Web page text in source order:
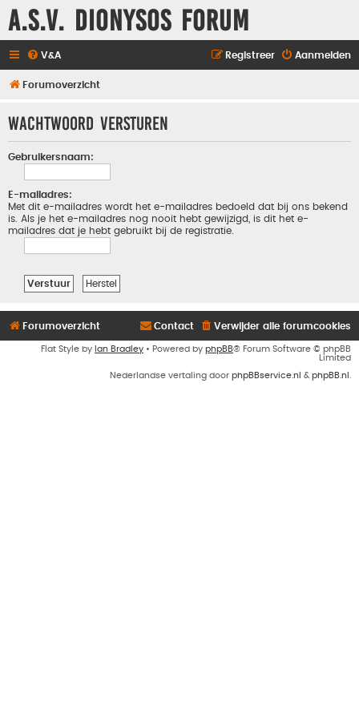
A.S.V. Dionysos Forum
V&A Aanmelden
Registreer
Forumoverzicht
Wachtwoord versturen
Gebruikersnaam:
E-mailadres:
Met dit e-mailadres wordt het e-mailadres bedoeld dat bij ons bekend
is. Als je het e-mailadres nog nooit hebt gewijzigd, is dit het e-
mailadres dat je hebt gebruikt bij de registratie.
Forumoverzicht Verwijder alle forumcookies
Contact
Flat Style by Ian Bradley • Powered by phpBB® Forum Software © phpBB
Limited
Nederlandse vertaling door phpBBservice.nl & phpBB.nl .